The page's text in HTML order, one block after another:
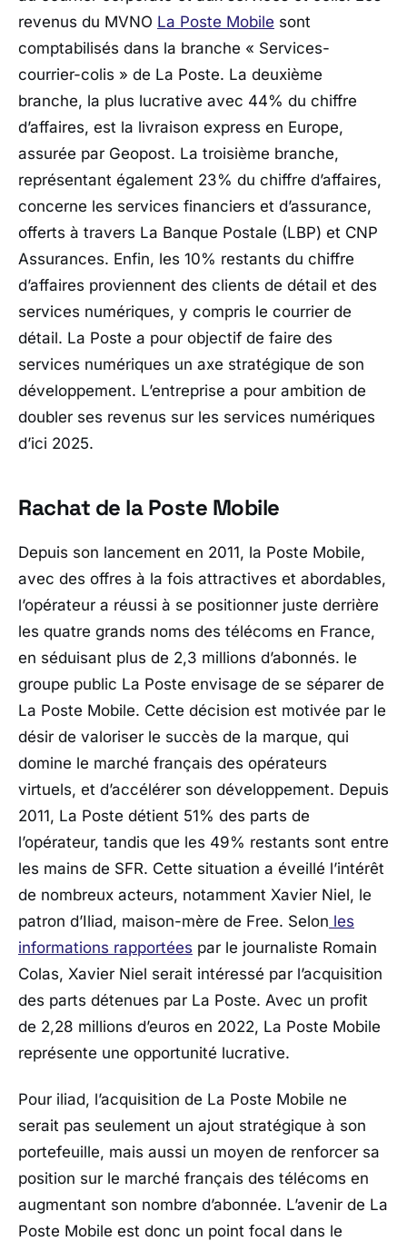
revenus du MVNO La Poste Mobile sont
comptabilisés dans la branche « Services-
courrier-colis » de La Poste. La deuxième
branche, la plus lucrative avec 44% du chiffre
d’affaires, est la livraison express en Europe,
assurée par Geopost. La troisième branche,
représentant également 23% du chiffre d’affaires,
concerne les services financiers et d’assurance,
offerts à travers La Banque Postale (LBP) et CNP
Assurances. Enfin, les 10% restants du chiffre
d’affaires proviennent des clients de détail et des
services numériques, y compris le courrier de
détail. La Poste a pour objectif de faire des
services numériques un axe stratégique de son
développement. L’entreprise a pour ambition de
doubler ses revenus sur les services numériques
d’ici 2025.
Rachat de la Poste Mobile
Depuis son lancement en 2011, la Poste Mobile,
avec des offres à la fois attractives et abordables,
l’opérateur a réussi à se positionner juste derrière
les quatre grands noms des télécoms en France,
en séduisant plus de 2,3 millions d’abonnés. le
groupe public La Poste envisage de se séparer de
La Poste Mobile. Cette décision est motivée par le
désir de valoriser le succès de la marque, qui
domine le marché français des opérateurs
virtuels, et d’accélérer son développement. Depuis
2011, La Poste détient 51% des parts de
l’opérateur, tandis que les 49% restants sont entre
les mains de SFR. Cette situation a éveillé l’intérêt
de nombreux acteurs, notamment Xavier Niel, le
patron d’Iliad, maison-mère de Free. Selon les
informations rapportées par le journaliste Romain
Colas, Xavier Niel serait intéressé par l’acquisition
des parts détenues par La Poste. Avec un profit
de 2,28 millions d’euros en 2022, La Poste Mobile
représente une opportunité lucrative.
Pour iliad, l’acquisition de La Poste Mobile ne
serait pas seulement un ajout stratégique à son
portefeuille, mais aussi un moyen de renforcer sa
position sur le marché français des télécoms en
augmentant son nombre d’abonnée. L’avenir de La
Poste Mobile est donc un point focal dans le